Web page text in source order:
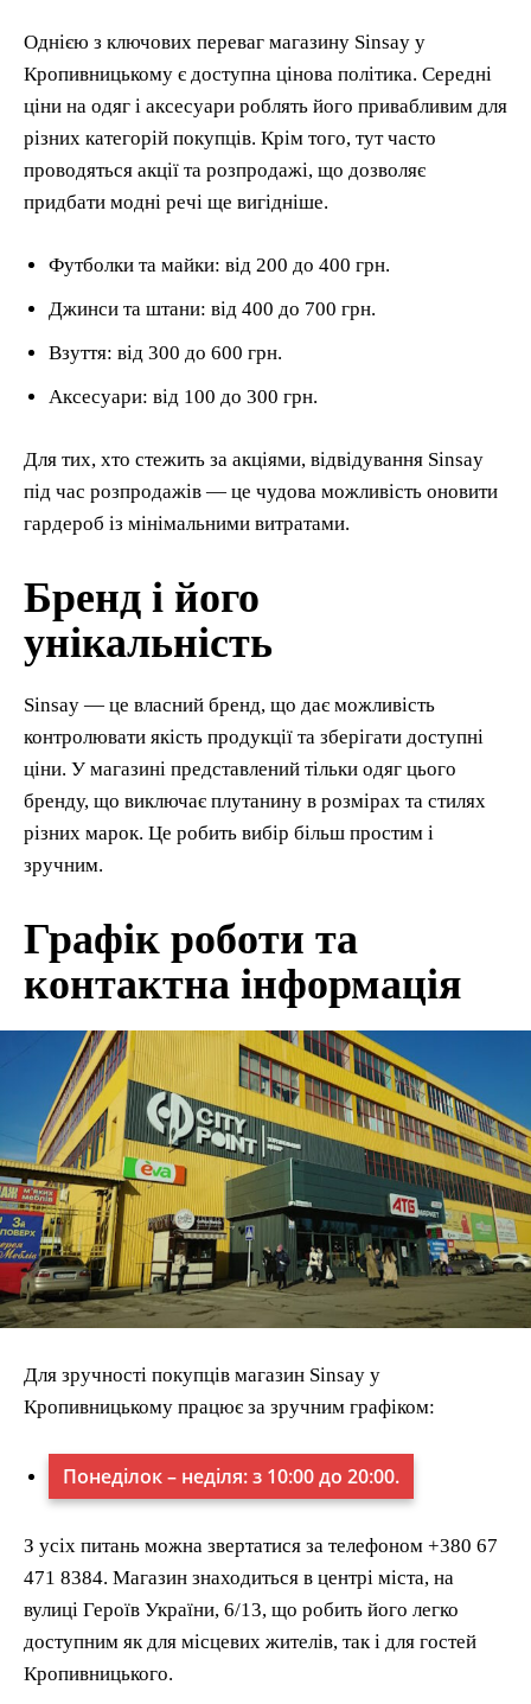
Однією з ключових переваг магазину Sinsay у
Кропивницькому є доступна цінова політика. Середні
ціни на одяг і аксесуари роблять його привабливим для
різних категорій покупців. Крім того, тут часто
проводяться акції та розпродажі, що дозволяє
придбати модні речі ще вигідніше.
Футболки та майки: від 200 до 400 грн.
Джинси та штани: від 400 до 700 грн.
Взуття: від 300 до 600 грн.
Аксесуари: від 100 до 300 грн.
Для тих, хто стежить за акціями, відвідування Sinsay
під час розпродажів — це чудова можливість оновити
гардероб із мінімальними витратами.
Бренд і його
унікальність
Sinsay — це власний бренд, що дає можливість
контролювати якість продукції та зберігати доступні
ціни. У магазині представлений тільки одяг цього
бренду, що виключає плутанину в розмірах та стилях
різних марок. Це робить вибір більш простим і
зручним.
Графік роботи та
контактна інформація
Для зручності покупців магазин Sinsay у
Кропивницькому працює за зручним графіком:
Понеділок – неділя: з 10:00 до 20:00.
З усіх питань можна звертатися за телефоном +380 67
471 8384. Магазин знаходиться в центрі міста, на
вулиці Героїв України, 6/13, що робить його легко
доступним як для місцевих жителів, так і для гостей
Кропивницького.